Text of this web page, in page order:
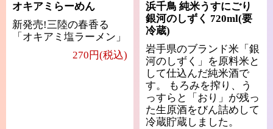
オキアミらーめん
新発売!三陸の春香る
「オキアミ塩ラーメン」
270円(税込)
浜千鳥 純米うすにごり
銀河のしずく 720ml(要
冷蔵)
岩手県のブランド米「銀
河のしずく」を原料米と
して仕込んだ純米酒で
す。 もろみを搾り、う
っすらと「おり」が残っ
た生原酒をびん詰めして
冷蔵貯蔵しました。